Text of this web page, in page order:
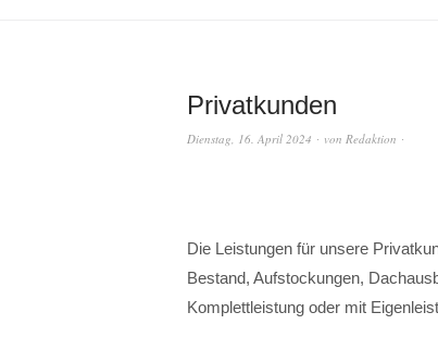
Privatkunden
Dienstag, 16. April 2024 von Redaktion
Die Leistungen für unsere
Bestand, Aufstockungen,
Komplettleistung oder mit